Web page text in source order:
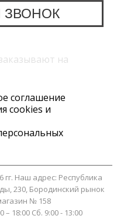
ЗВОНОК
на
соглашение
cookies и
гг. Наш адрес: Республика
230, Бородинский рынок
№ 158
– 18:00 Сб. 9:00 - 13:00